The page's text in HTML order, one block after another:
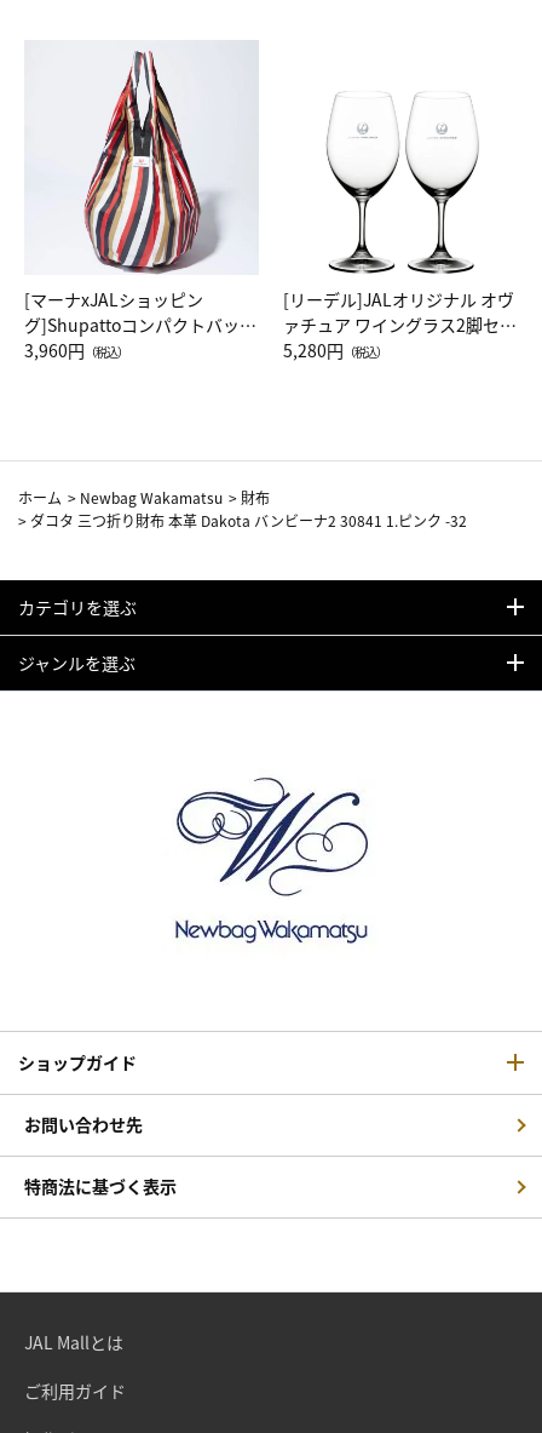
[マーナxJALショッピン
グ]Shupattoコンパクトバッグ
Drop JAL客室乗務員（LC）ス
3,960円 （税込）
[リーデル]JALオリジナル オヴ
ァチュア ワイングラス2脚セッ
ト（レッドワイン）
5,280円 （税込）
ホーム > Newbag Wakamatsu > 財布
> ダコタ 三つ折り財布 本革 Dakota バンビーナ2 30841 1.ピンク -32
カテゴリを選ぶ
ジャンルを選ぶ
ショップガイド
お問い合わせ先
特商法に基づく表示
JAL Mallとは
ご利用ガイド